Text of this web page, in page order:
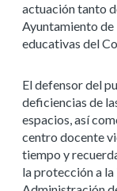
actuación tanto
Ayuntamiento de
educativas del
El defensor del
deficiencias de
espacios, así
centro docente
tiempo y
la protección a